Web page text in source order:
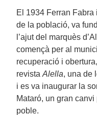
El 1934 Ferran
de la població, va
l’ajut del marquès
començà per al
recuperació i
revista Alella, una de
i es va inaugurar la
Mataró, un gran
poble.